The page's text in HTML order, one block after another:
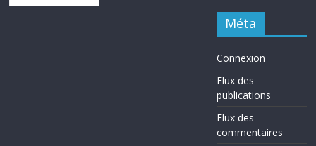
Méta
Connexion
Flux des
publications
Flux des
commentaires